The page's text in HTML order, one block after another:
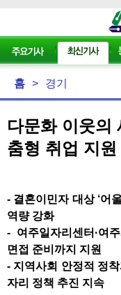
홈 > 경기
다문화 이웃
춤형 취업 지원
- 결혼이민자 대상 ‘어
역량 강화
- 여주일자리센터 ·여
면접 준비까지 지원
- 지역사회 안정적 정
자리 정책 추진 지속